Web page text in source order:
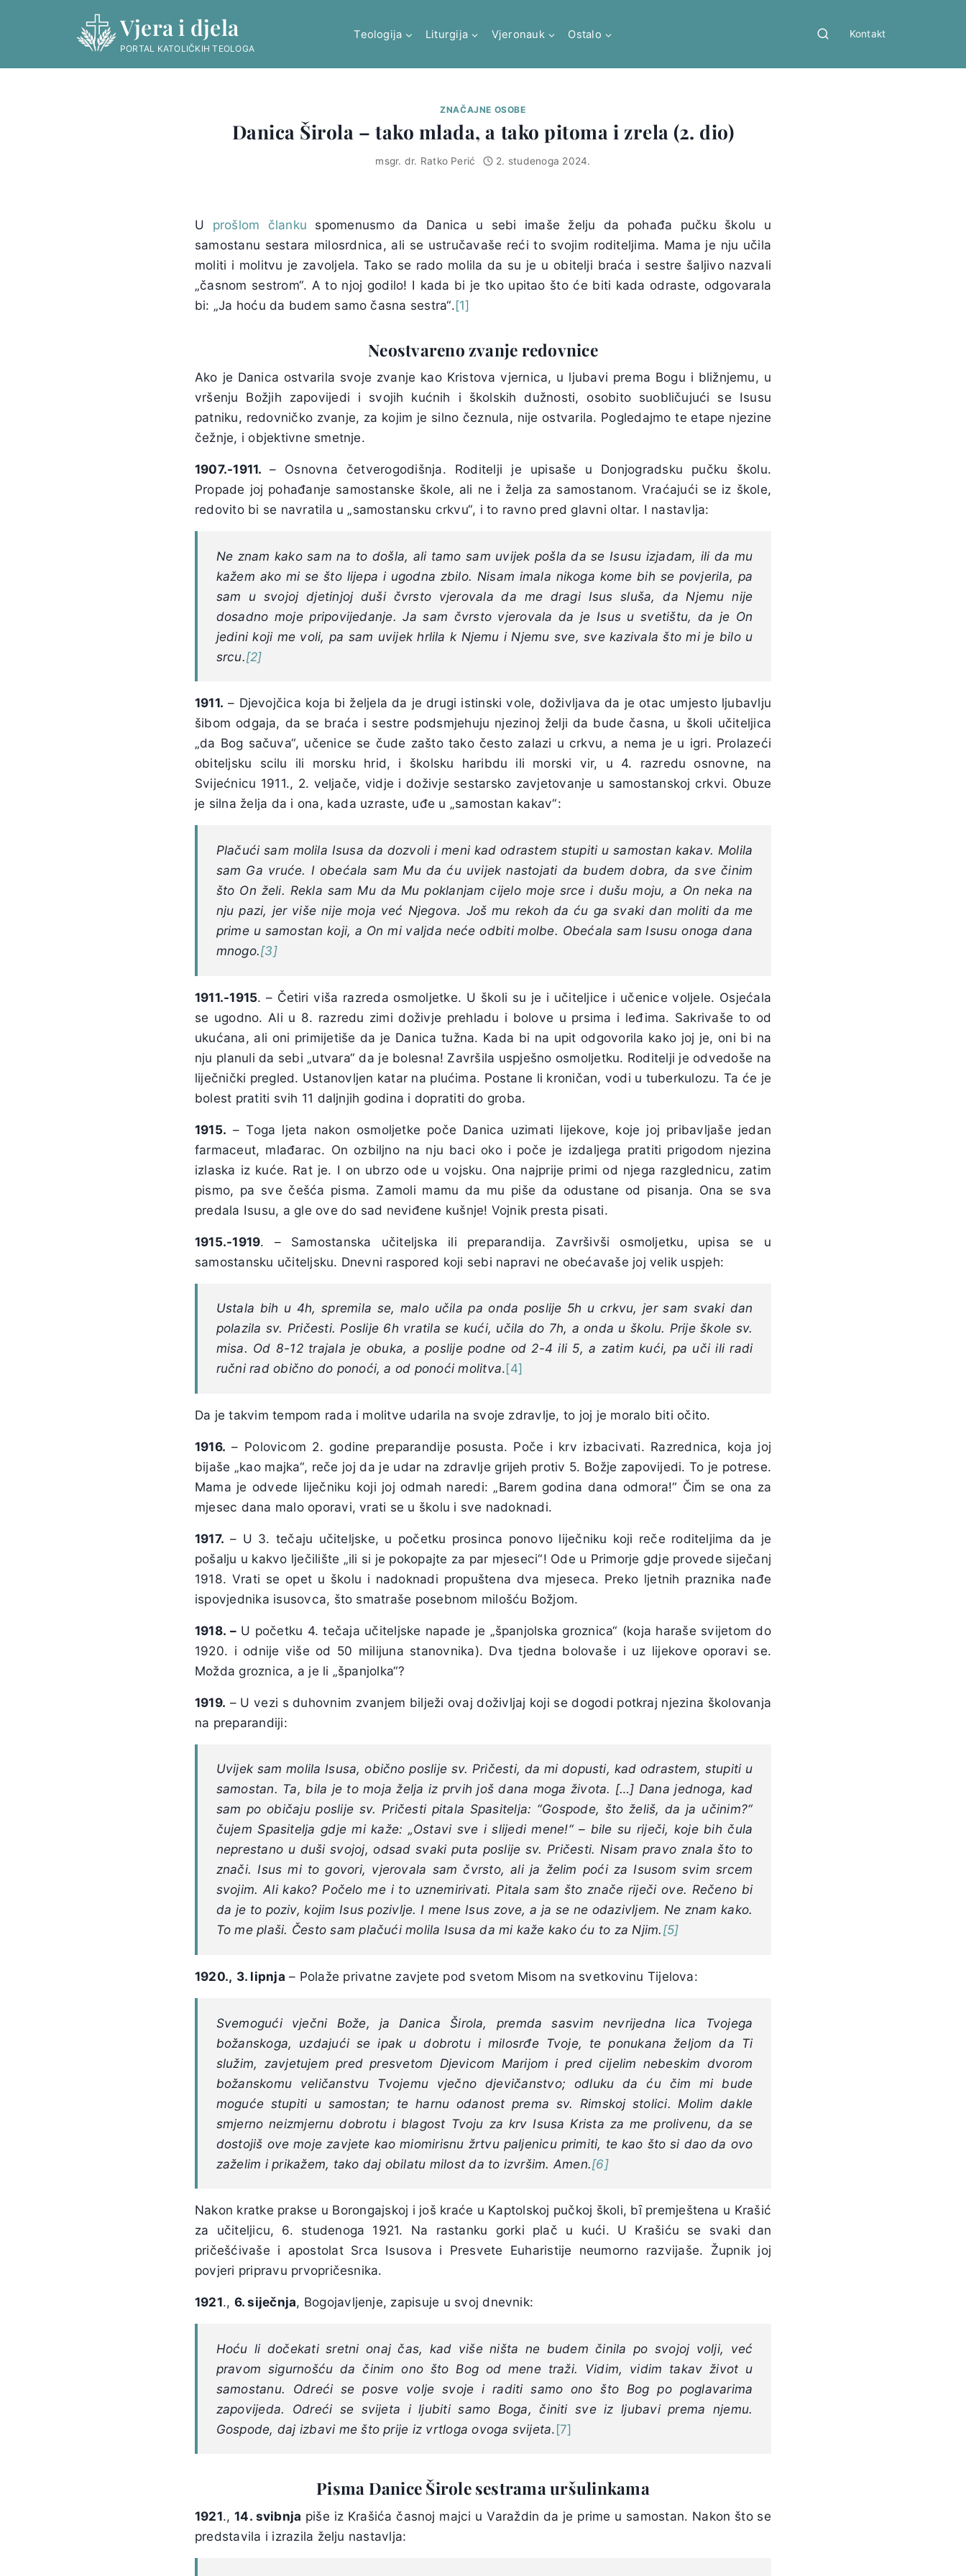
Vjera i djela
PORTAL KATOLIČKIH TEOLOGA
Teologija Liturgija Vjeronauk Ostalo Kontakt
ZNAČAJNE OSOBE
Danica Širola – tako mlada, a tako pitoma i zrela (2. dio)
msgr. dr. Ratko Perić 2. studenoga 2024.
U prošlom članku spomenusmo da Danica u sebi imaše želju da pohađa pučku školu u
samostanu sestara milosrdnica, ali se ustručavaše reći to svojim roditeljima. Mama je nju učila
moliti i molitvu je zavoljela. Tako se rado molila da su je u obitelji braća i sestre šaljivo nazvali
„časnom sestrom“. A to njoj godilo! I kada bi je tko upitao što će biti kada odraste, odgovarala
bi: „Ja hoću da budem samo časna sestra“.[1]
Neostvareno zvanje redovnice
Ako je Danica ostvarila svoje zvanje kao Kristova vjernica, u ljubavi prema Bogu i bližnjemu, u
vršenju Božjih zapovijedi i svojih kućnih i školskih dužnosti, osobito suobličujući se Isusu
patniku, redovničko zvanje, za kojim je silno čeznula, nije ostvarila. Pogledajmo te etape njezine
čežnje, i objektivne smetnje.
1907.-1911. – Osnovna četverogodišnja. Roditelji je upisaše u Donjogradsku pučku školu.
Propade joj pohađanje samostanske škole, ali ne i želja za samostanom. Vraćajući se iz škole,
redovito bi se navratila u „samostansku crkvu“, i to ravno pred glavni oltar. I nastavlja:
Ne znam kako sam na to došla, ali tamo sam uvijek pošla da se Isusu izjadam, ili da mu
kažem ako mi se što lijepa i ugodna zbilo. Nisam imala nikoga kome bih se povjerila, pa
sam u svojoj djetinjoj duši čvrsto vjerovala da me dragi Isus sluša, da Njemu nije
dosadno moje pripovijedanje. Ja sam čvrsto vjerovala da je Isus u svetištu, da je On
jedini koji me voli, pa sam uvijek hrlila k Njemu i Njemu sve, sve kazivala što mi je bilo u
srcu.[2]
1911. – Djevojčica koja bi željela da je drugi istinski vole, doživljava da je otac umjesto ljubavlju
šibom odgaja, da se braća i sestre podsmjehuju njezinoj želji da bude časna, u školi učiteljica
„da Bog sačuva“, učenice se čude zašto tako često zalazi u crkvu, a nema je u igri. Prolazeći
obiteljsku scilu ili morsku hrid, i školsku haribdu ili morski vir, u 4. razredu osnovne, na
Svijećnicu 1911., 2. veljače, vidje i doživje sestarsko zavjetovanje u samostanskoj crkvi. Obuze
je silna želja da i ona, kada uzraste, uđe u „samostan kakav“:
Plačući sam molila Isusa da dozvoli i meni kad odrastem stupiti u samostan kakav. Molila
sam Ga vruće. I obećala sam Mu da ću uvijek nastojati da budem dobra, da sve činim
što On želi. Rekla sam Mu da Mu poklanjam cijelo moje srce i dušu moju, a On neka na
nju pazi, jer više nije moja već Njegova. Još mu rekoh da ću ga svaki dan moliti da me
prime u samostan koji, a On mi valjda neće odbiti molbe. Obećala sam Isusu onoga dana
mnogo.[3]
1911.-1915. – Četiri viša razreda osmoljetke. U školi su je i učiteljice i učenice voljele. Osjećala
se ugodno. Ali u 8. razredu zimi doživje prehladu i bolove u prsima i leđima. Sakrivaše to od
ukućana, ali oni primijetiše da je Danica tužna. Kada bi na upit odgovorila kako joj je, oni bi na
nju planuli da sebi „utvara“ da je bolesna! Završila uspješno osmoljetku. Roditelji je odvedoše na
liječnički pregled. Ustanovljen katar na plućima. Postane li kroničan, vodi u tuberkulozu. Ta će je
bolest pratiti svih 11 daljnjih godina i dopratiti do groba.
1915. – Toga ljeta nakon osmoljetke poče Danica uzimati lijekove, koje joj pribavljaše jedan
farmaceut, mlađarac. On ozbiljno na nju baci oko i poče je izdaljega pratiti prigodom njezina
izlaska iz kuće. Rat je. I on ubrzo ode u vojsku. Ona najprije primi od njega razglednicu, zatim
pismo, pa sve češća pisma. Zamoli mamu da mu piše da odustane od pisanja. Ona se sva
predala Isusu, a gle ove do sad neviđene kušnje! Vojnik presta pisati.
1915.-1919. – Samostanska učiteljska ili preparandija. Završivši osmoljetku, upisa se u
samostansku učiteljsku. Dnevni raspored koji sebi napravi ne obećavaše joj velik uspjeh:
Ustala bih u 4h, spremila se, malo učila pa onda poslije 5h u crkvu, jer sam svaki dan
polazila sv. Pričesti. Poslije 6h vratila se kući, učila do 7h, a onda u školu. Prije škole sv.
misa. Od 8-12 trajala je obuka, a poslije podne od 2-4 ili 5, a zatim kući, pa uči ili radi
ručni rad obično do ponoći, a od ponoći molitva.[4]
Da je takvim tempom rada i molitve udarila na svoje zdravlje, to joj je moralo biti očito.
1916. – Polovicom 2. godine preparandije posusta. Poče i krv izbacivati. Razrednica, koja joj
bijaše „kao majka“, reče joj da je udar na zdravlje grijeh protiv 5. Božje zapovijedi. To je potrese.
Mama je odvede liječniku koji joj odmah naredi: „Barem godina dana odmora!“ Čim se ona za
mjesec dana malo oporavi, vrati se u školu i sve nadoknadi.
1917. – U 3. tečaju učiteljske, u početku prosinca ponovo liječniku koji reče roditeljima da je
pošalju u kakvo lječilište „ili si je pokopajte za par mjeseci“! Ode u Primorje gdje provede siječanj
1918. Vrati se opet u školu i nadoknadi propuštena dva mjeseca. Preko ljetnih praznika nađe
ispovjednika isusovca, što smatraše posebnom milošću Božjom.
1918. –U početku 4. tečaja učiteljske napade je „španjolska groznica“ (koja haraše svijetom do
1920. i odnije više od 50 milijuna stanovnika). Dva tjedna bolovaše i uz lijekove oporavi se.
Možda groznica, a je li „španjolka“?
1919. – U vezi s duhovnim zvanjem bilježi ovaj doživljaj koji se dogodi potkraj njezina školovanja
na preparandiji:
Uvijek sam molila Isusa, obično poslije sv. Pričesti, da mi dopusti, kad odrastem, stupiti u
samostan. Ta, bila je to moja želja iz prvih još dana moga života. […] Dana jednoga, kad
sam po običaju poslije sv. Pričesti pitala Spasitelja: “Gospode, što želiš, da ja učinim?“
čujem Spasitelja gdje mi kaže: „Ostavi sve i slijedi mene!“ – bile su riječi, koje bih čula
neprestano u duši svojoj, odsad svaki puta poslije sv. Pričesti. Nisam pravo znala što to
znači. Isus mi to govori, vjerovala sam čvrsto, ali ja želim poći za Isusom svim srcem
svojim. Ali kako? Počelo me i to uznemirivati. Pitala sam što znače riječi ove. Rečeno bi
da je to poziv, kojim Isus pozivlje. I mene Isus zove, a ja se ne odazivljem. Ne znam kako.
To me plaši. Često sam plačući molila Isusa da mi kaže kako ću to za Njim.[5]
1920., 3. lipnja – Polaže privatne zavjete pod svetom Misom na svetkovinu Tijelova:
Svemogući vječni Bože, ja Danica Širola, premda sasvim nevrijedna lica Tvojega
božanskoga, uzdajući se ipak u dobrotu i milosrđe Tvoje, te ponukana željom da Ti
služim, zavjetujem pred presvetom Djevicom Marijom i pred cijelim nebeskim dvorom
božanskomu veličanstvu Tvojemu vječno djevičanstvo; odluku da ću čim mi bude
moguće stupiti u samostan; te harnu odanost prema sv. Rimskoj stolici. Molim dakle
smjerno neizmjernu dobrotu i blagost Tvoju za krv Isusa Krista za me prolivenu, da se
dostojiš ove moje zavjete kao miomirisnu žrtvu paljenicu primiti, te kao što si dao da ovo
zaželim i prikažem, tako daj obilatu milost da to izvršim. Amen.[6]
Nakon kratke prakse u Borongajskoj i još kraće u Kaptolskoj pučkoj školi, bȋ premještena u Krašić
za učiteljicu, 6. studenoga 1921. Na rastanku gorki plač u kući. U Krašiću se svaki dan
pričešćivaše i apostolat Srca Isusova i Presvete Euharistije neumorno razvijaše. Župnik joj
povjeri pripravu prvopričesnika.
1921., 6. siječnja, Bogojavljenje, zapisuje u svoj dnevnik:
Hoću li dočekati sretni onaj čas, kad više ništa ne budem činila po svojoj volji, već
pravom sigurnošću da činim ono što Bog od mene traži. Vidim, vidim takav život u
samostanu. Odreći se posve volje svoje i raditi samo ono što Bog po poglavarima
zapovijeda. Odreći se svijeta i ljubiti samo Boga, činiti sve iz ljubavi prema njemu.
Gospode, daj izbavi me što prije iz vrtloga ovoga svijeta.[7]
Pisma Danice Širole sestrama uršulinkama
1921.,14. svibnja piše iz Krašića časnoj majci u Varaždin da je prime u samostan. Nakon što se
predstavila i izrazila želju nastavlja: